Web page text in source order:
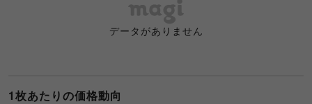
1枚あたりの価格動向
データがありません